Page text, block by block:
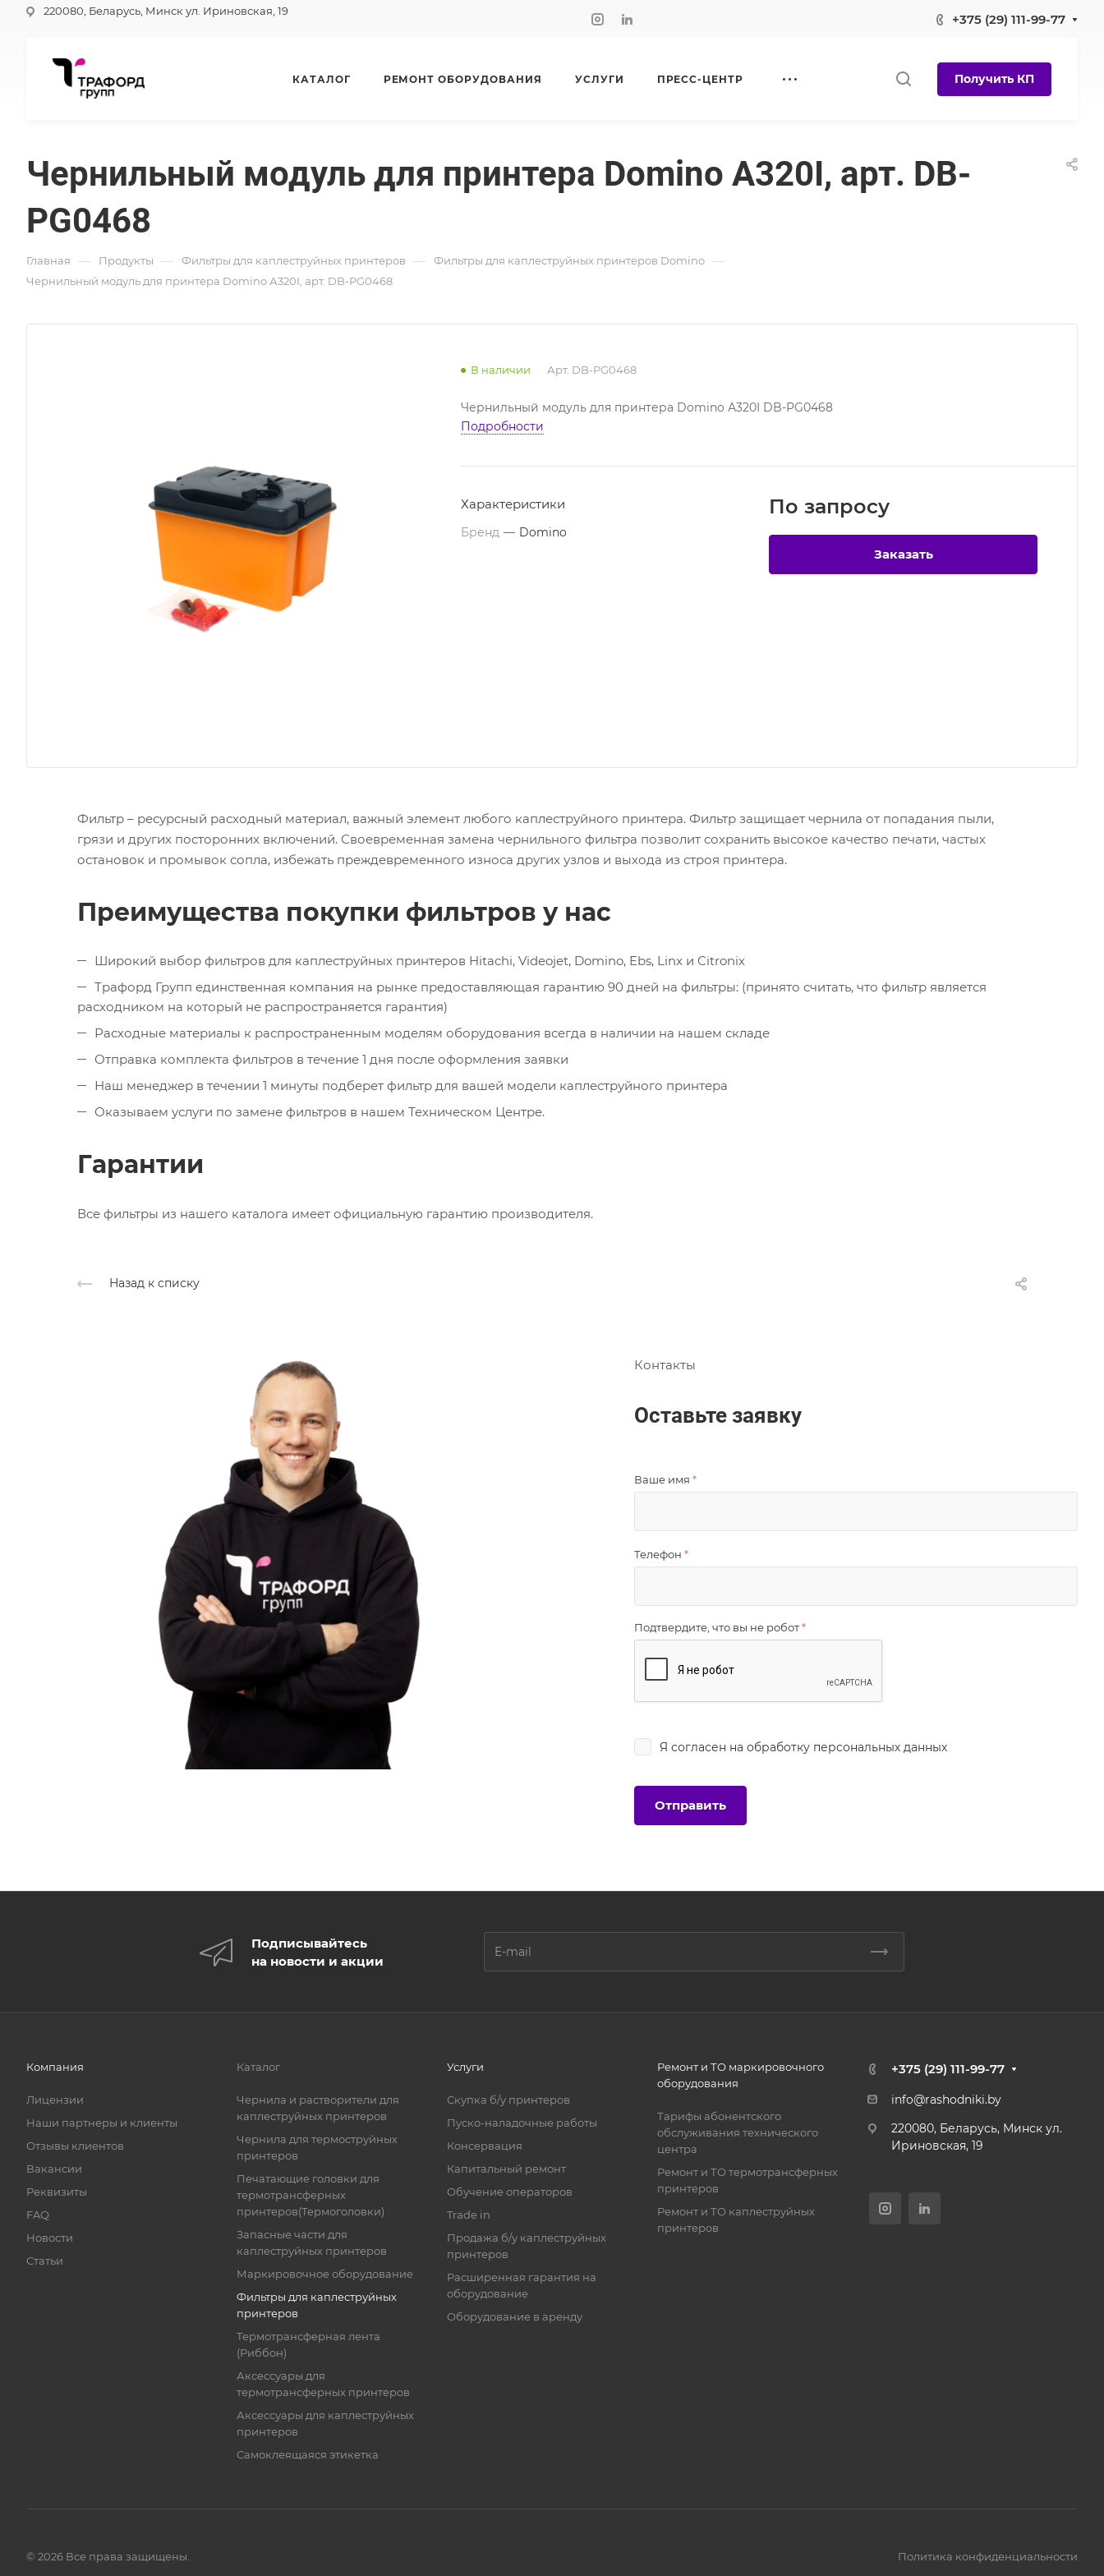
220080, Беларусь, Минск ул. Ириновская, 19
+375 (29) 111-99-77
КАТАЛОГ РЕМОНТ ОБОРУДОВАНИЯ УСЛУГИ ПРЕСС-ЦЕНТР Получить КП
Чернильный модуль для принтера Domino А320I, арт. DB-
PG0468
Главная — Продукты — Фильтры для каплеструйных принтеров — Фильтры для каплеструйных принтеров Domino —
Чернильный модуль для принтера Domino А320I, арт. DB-PG0468
В наличии Арт. DB-PG0468
Чернильный модуль для принтера Domino А320I DB-PG0468
Подробности
Характеристики
Бренд — Domino
По запросу
Заказать
Фильтр – ресурсный расходный материал, важный элемент любого каплеструйного принтера. Фильтр защищает чернила от попадания пыли,
грязи и других посторонних включений. Своевременная замена чернильного фильтра позволит сохранить высокое качество печати, частых
остановок и промывок сопла, избежать преждевременного износа других узлов и выхода из строя принтера.
Преимущества покупки фильтров у нас
Широкий выбор фильтров для каплеструйных принтеров Hitachi, Videojet, Domino, Ebs, Linx и Citronix
Трафорд Групп единственная компания на рынке предоставляющая гарантию 90 дней на фильтры: (принято считать, что фильтр является
расходником на который не распространяется гарантия)
Расходные материалы к распространенным моделям оборудования всегда в наличии на нашем складе
Отправка комплекта фильтров в течение 1 дня после оформления заявки
Наш менеджер в течении 1 минуты подберет фильтр для вашей модели каплеструйного принтера
Оказываем услуги по замене фильтров в нашем Техническом Центре.
Гарантии
Все фильтры из нашего каталога имеет официальную гарантию производителя.
Назад к списку
Контакты
Оставьте заявку
Ваше имя *
Телефон *
Подтвердите, что вы не робот*
Я согласен на обработку персональных данных
Подписывайтесь
на новости и акции
Компания
Лицензии
Наши партнеры и клиенты
Отзывы клиентов
Вакансии
Реквизиты
FAQ
Новости
Статьи
Каталог
Чернила и растворители для
каплеструйных принтеров
Чернила для термоструйных
принтеров
Печатающие головки для
термотрансферных
принтеров(Термоголовки)
Запасные части для
каплеструйных принтеров
Маркировочное оборудование
Фильтры для каплеструйных
принтеров
Термотрансферная лента
(Риббон)
Аксессуары для
термотрансферных принтеров
Аксессуары для каплеструйных
принтеров
Самоклеящаяся этикетка
Услуги
Скупка б/у принтеров
Пуско-наладочные работы
Консервация
Капитальный ремонт
Обучение операторов
Trade in
Продажа б/у каплеструйных
принтеров
Расширенная гарантия на
оборудование
Оборудование в аренду
Ремонт и ТО маркировочного
оборудования
Тарифы абонентского
обслуживания технического
центра
Ремонт и ТО термотрансферных
принтеров
Ремонт и ТО каплеструйных
принтеров
+375 (29) 111-99-77
info@rashodniki.by
220080, Беларусь, Минск ул.
Ириновская, 19
© 2026 Все права защищены. Политика конфиденциальности